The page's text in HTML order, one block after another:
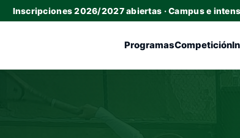
Inscripciones 2026/2027 abiertas · Campus e
ProgramasCompetición